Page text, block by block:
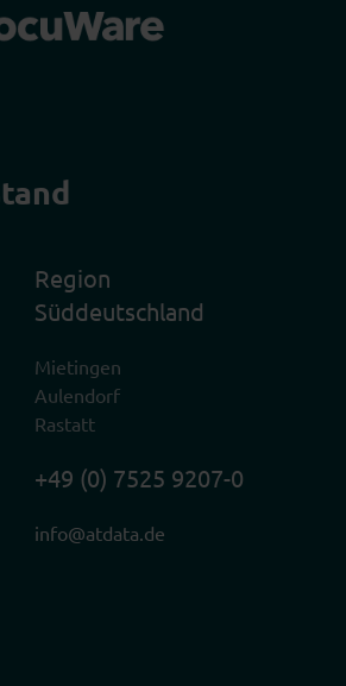
Region
Süddeutschland
Mietingen
Aulendorf
Rastatt
+49 (0) 7525 9207-0
info@atdata.de